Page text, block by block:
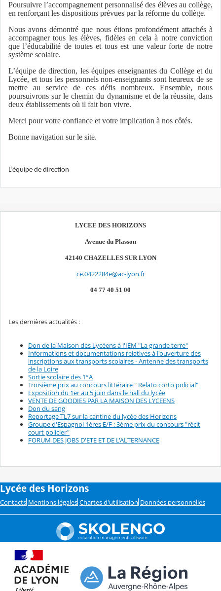
Poursuivre l’accompagnement personnalisé des élèves au collège,
en renforçant les dispositions prévues par la réforme du collège.
Nous avons démontré que nous étions profondément attachés à
accompagner tous les élèves, fidèles en cela à notre conviction
que l’éducabilité de toutes et tous est une valeur forte de notre
système scolaire.
L’équipe de direction, les équipes enseignantes du Collège et du
Lycée, et tous les personnels non-enseignants sont heureux de se
mettre au service de ces défis nombreux. Ensemble, nous
poursuivrons sur le chemin du dynamisme et de la réussite, dans
deux établissements où il fait bon vivre.
Merci pour votre confiance et votre implication à nos côtés.
Bonne navigation sur le site.
L’équipe de direction
LYCEE DES HORIZONS
Avenue du Plasson
42140 CHAZELLES SUR LYON
ce.0422284e@ac-lyon.fr
04 77 40 51 00
Les dernières actualités :
Don de la Maison des Lycéens à l'IEM "La grande terre"
Informations et documentations relatives à l'ouverture des
inscriptions aux transports scolaires - Antenne des transports
de la Loire
Sortie scolaire des 1°A
Troisième prix au concours littéraire " Relato corto policial"
Exposition du 1er au 5 juin dans le hall du lycée
VENTE DE GOODIES PAR LA MAISON DES LYCEENS
Don du sang
Reportage TL7 sur la cantine du lycée des Horizons
Groupe d'Espagnol 1ères E/F : 3ème prix du concours "récit
court policier"
FORUM DES JOBS D'ETE ET DE L'ALTERNANCE
Lycée des Horizons
Contacts Mentions légales Chartes d'utilisation Données personnelles